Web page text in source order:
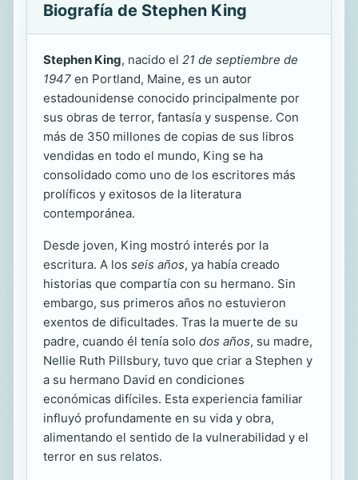
Biografía de Stephen King
Stephen King, nacido el 21 de septiembre de
1947 en Portland, Maine, es un autor
estadounidense conocido principalmente por
sus obras de terror, fantasía y suspense. Con
más de 350 millones de copias de sus libros
vendidas en todo el mundo, King se ha
consolidado como uno de los escritores más
prolíficos y exitosos de la literatura
contemporánea.
Desde joven, King mostró interés por la
escritura. A los seis años, ya había creado
historias que compartía con su hermano. Sin
embargo, sus primeros años no estuvieron
exentos de dificultades. Tras la muerte de su
padre, cuando él tenía solo dos años, su madre,
Nellie Ruth Pillsbury, tuvo que criar a Stephen y
a su hermano David en condiciones
económicas difíciles. Esta experiencia familiar
influyó profundamente en su vida y obra,
alimentando el sentido de la vulnerabilidad y el
terror en sus relatos.